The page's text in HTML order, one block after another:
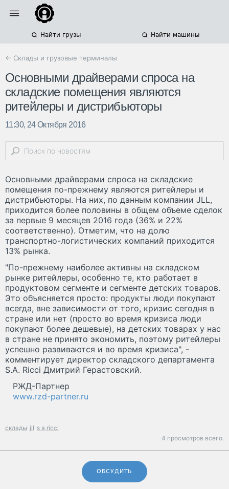
Найти грузы Найти машины
← Склады и грузовые терминалы
Основными драйверами спроса на
складские помещения являются
ритейлеры и дистрибьюторы
11:30, 24 Октября 2016
Основными драйверами спроса на складские
помещения по-прежнему являются ритейлеры и
дистрибьюторы. На них, по данным компании JLL,
приходится более половины в общем объеме сделок
за первые 9 месяцев 2016 года (36% и 22%
соответственно). Отметим, что на долю
транспортно-логистических компаний приходится
13% рынка.
"По-прежнему наиболее активны на складском
рынке ритейлеры, особенно те, кто работает в
продуктовом сегменте и сегменте детских товаров.
Это объясняется просто: продукты люди покупают
всегда, вне зависимости от того, кризис сегодня в
стране или нет (просто во время кризиса люди
покупают более дешевые), на детских товарах у нас
в стране не принято экономить, поэтому ритейлеры
успешно развиваются и во время кризиса", -
комментирует директор складского департамента
S.A. Ricci Дмитрий Герастовский.
РЖД-Партнер
www.rzd-partner.ru
склады jll s a ricci
4 просмотров всего.
ОБСУДИТЬ